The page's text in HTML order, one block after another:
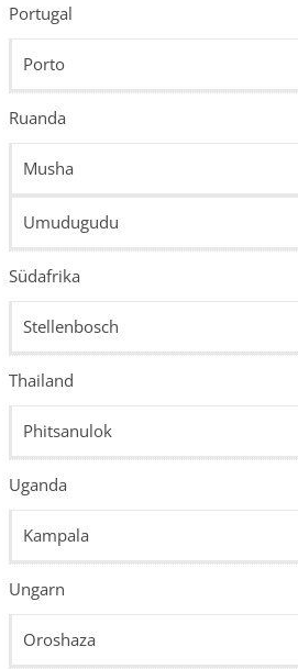
Portugal
Porto
Ruanda
Musha
Umudugudu
Südafrika
Stellenbosch
Thailand
Phitsanulok
Uganda
Kampala
Ungarn
Oroshaza